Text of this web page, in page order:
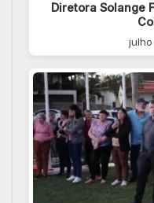
Diretora Solange